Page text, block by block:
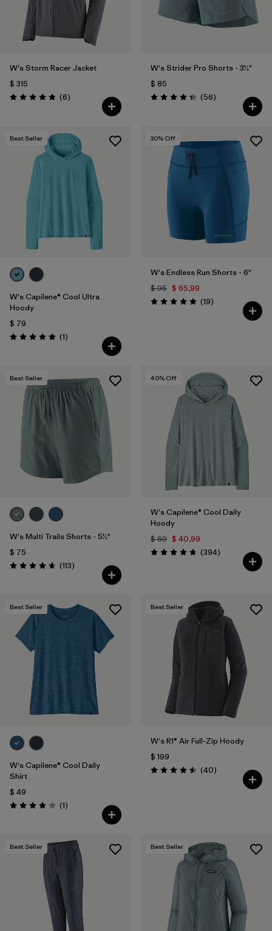
W's Storm Racer Jacket
$ 315
Valoración: 4.8 / 5
(6Comentarios
)
W's Strider Pro Shorts - 3½"
$ 85
Valoración: 4.3 / 5
(56Comentarios
)
Best Seller
W's Capilene® Cool Ultra
Hoody
$ 79
Valoración: 5.0 / 5
(1Comentarios
)
30% Off
W's Endless Run Shorts - 6"
$ 95 $ 65,99
Valoración: 4.9 / 5
(19Comentarios
)
Best Seller
W's Multi Trails Shorts - 5½"
$ 75
Valoración: 4.7 / 5
(113Comentarios
)
40% Off
W's Capilene® Cool Daily
Hoody
$ 69 $ 40,99
Valoración: 4.7 / 5
(394Comentarios
)
Best Seller
W's Capilene® Cool Daily
Shirt
$ 49
Valoración: 4.0 / 5
(1Comentarios
)
Best Seller
W's R1® Air Full-Zip Hoody
$ 199
Valoración: 4.5 / 5
(40Comentarios
)
Best Seller Best Seller